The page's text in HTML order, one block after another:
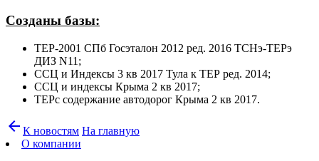
Созданы базы:
ТЕР-2001 СПб Госэталон 2012 ред. 2016 ТСНэ-ТЕРэ
ДИЗ N11;
ССЦ и Индексы 3 кв 2017 Тула к ТЕР ред. 2014;
ССЦ и индексы Крыма 2 кв 2017;
ТЕРс содержание автодорог Крыма 2 кв 2017.
arrow_back К новостям На главную
О компании